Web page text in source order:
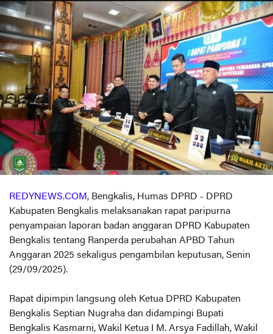
REDYNEWS.COM , Bengkalis, Humas DPRD - DPRD
Kabupaten Bengkalis melaksanakan rapat paripurna
penyampaian laporan badan anggaran DPRD Kabupaten
Bengkalis tentang Ranperda perubahan APBD Tahun
Anggaran 2025 sekaligus pengambilan keputusan, Senin
(29/09/2025).
Rapat dipimpin langsung oleh Ketua DPRD Kabupaten
Bengkalis Septian Nugraha dan didampingi Bupati
Bengkalis Kasmarni, Wakil Ketua I M. Arsya Fadillah, Wakil